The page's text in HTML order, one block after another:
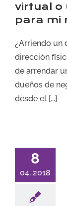
virtual o
para mi
¿Arriendo
dirección
de arrendar
dueños de
desde el [...]
8
04, 2018